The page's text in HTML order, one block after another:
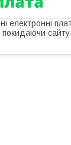
електронні
сайту.